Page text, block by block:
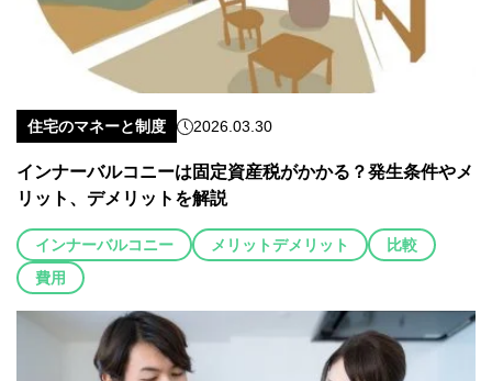
住宅のマネーと制度 2026.03.30
インナーバルコニーは固定資産税がかかる？発生条件やメ
リット、デメリットを解説
インナーバルコニー メリットデメリット
比較
費用